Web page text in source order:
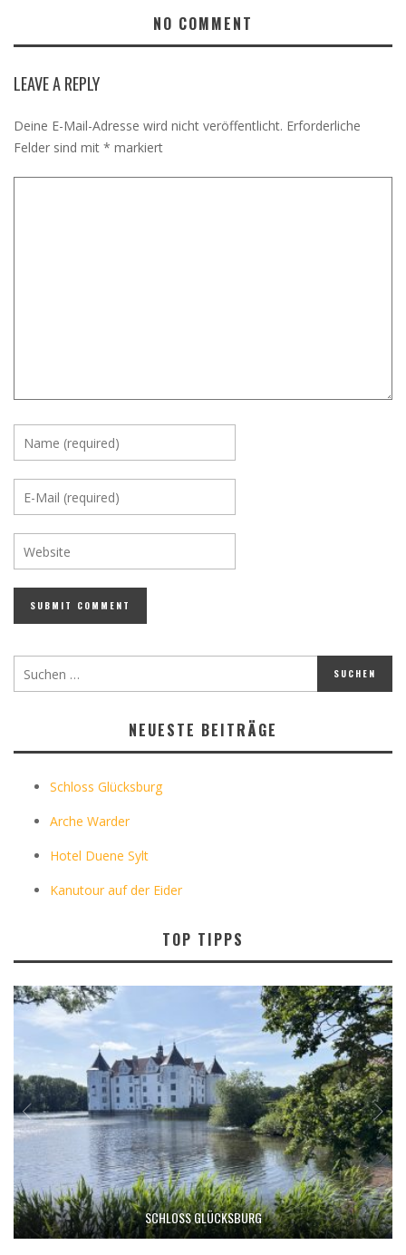
NO COMMENT
LEAVE A REPLY
Deine E-Mail-Adresse wird nicht veröffentlicht. Erforderliche
Felder sind mit * markiert
NEUESTE BEITRÄGE
Schloss Glücksburg
Arche Warder
Hotel Duene Sylt
Kanutour auf der Eider
TOP TIPPS
SCHLOSS GLÜCKSBURG